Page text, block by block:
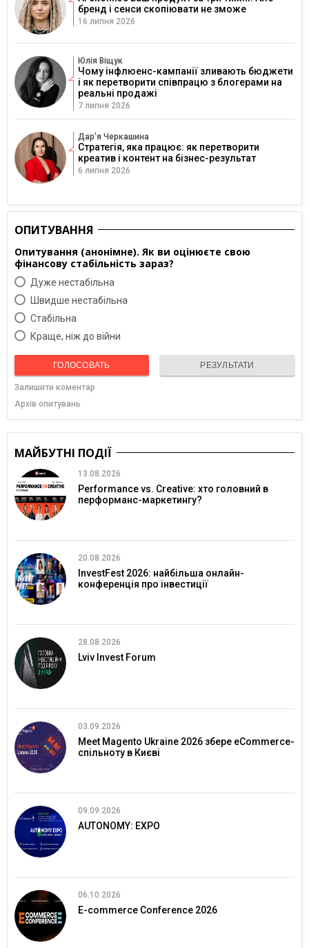
бренд і сенси скопіювати не зможе
16 липня 2026
Юлія Віщук
Чому інфлюенс-кампанії зливають бюджети
і як перетворити співпрацю з блогерами на
реальні продажі
7 липня 2026
Дарʼя Черкашина
Стратегія, яка працює: як перетворити
креатив і контент на бізнес-результат
6 липня 2026
ОПИТУВАННЯ
Опитування (анонімне). Як ви оцінюєте свою
фінансову стабільність зараз?
Дуже нестабільна
Швидше нестабільна
Cтабільна
Краще, ніж до війни
ГОЛОСОВАТЬ РЕЗУЛЬТАТИ
Залишити коментар
Архів опитувань
МАЙБУТНІ ПОДІЇ
13.08.2026
Performance vs. Creative: хто головний в
перформанс-маркетингу?
20.08.2026
InvestFest 2026: найбільша онлайн-
конференція про інвестиції
28.08.2026
Lviv Invest Forum
03.09.2026
Meet Magento Ukraine 2026 збере eCommerce-
спільноту в Києві
09.09.2026
AUTONOMY: EXPO
06.10.2026
E-commerce Conference 2026